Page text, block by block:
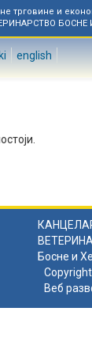
трговине и
БОСНЕ
english
Босне и
Веб